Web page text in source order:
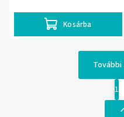
Kosárba
1